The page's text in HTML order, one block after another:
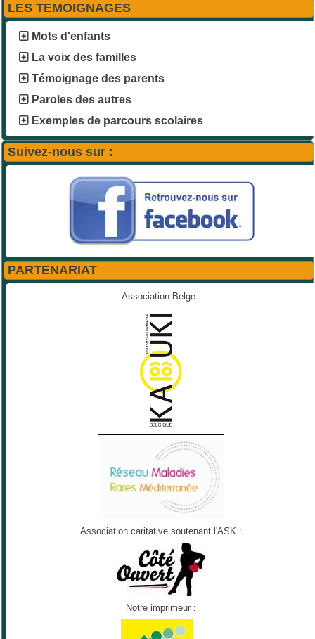
LES TEMOIGNAGES
Mots d'enfants
La voix des familles
Témoignage des parents
Paroles des autres
Exemples de parcours scolaires
Suivez-nous sur :
PARTENARIAT
Association Belge :
Association caritative soutenant l'ASK :
Notre imprimeur :